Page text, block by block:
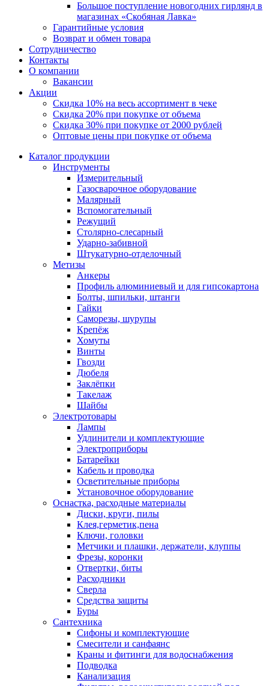
Большое поступление новогодних гирлянд в
магазинах «Скобяная Лавка»
Гарантийные условия
Возврат и обмен товара
Сотрудничество
Контакты
О компании
Вакансии
Акции
Скидка 10% на весь ассортимент в чеке
Скидка 20% при покупке от объема
Скидка 30% при покупке от 2000 рублей
Оптовые цены при покупке от объема
Каталог продукции
Инструменты
Измерительный
Газосварочное оборудование
Малярный
Вспомогательный
Режущий
Столярно-слесарный
Ударно-забивной
Штукатурно-отделочный
Метизы
Анкеры
Профиль алюминиевый и для гипсокартона
Болты, шпильки, штанги
Гайки
Саморезы, шурупы
Крепёж
Хомуты
Винты
Гвозди
Дюбеля
Заклёпки
Такелаж
Шайбы
Электротовары
Лампы
Удлинители и комплектующие
Электроприборы
Батарейки
Кабель и проводка
Осветительные приборы
Установочное оборудование
Оснастка, расходные материалы
Диски, круги, пилы
Клея,герметик,пена
Ключи, головки
Метчики и плашки, держатели, клуппы
Фрезы, коронки
Отвертки, биты
Расходники
Сверла
Средства защиты
Буры
Сантехника
Сифоны и комплектующие
Смесители и санфаянс
Краны и фитинги для водоснабжения
Подводка
Канализация